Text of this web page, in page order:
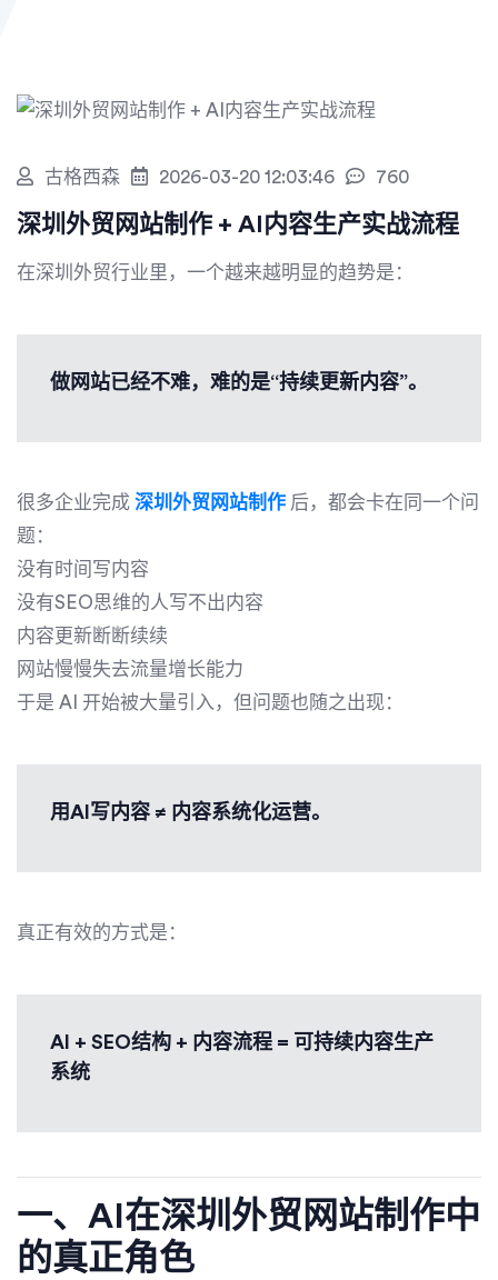
古格西森 2026-03-20 12:03:46 760
深圳外贸网站制作 + AI内容生产实战流程
在深圳外贸行业里，一个越来越明显的趋势是：
做网站已经不难，难的是“持续更新内容”。
很多企业完成 深圳外贸网站制作 后，都会卡在同一个问
题：
没有时间写内容
没有SEO思维的人写不出内容
内容更新断断续续
网站慢慢失去流量增长能力
于是 AI 开始被大量引入，但问题也随之出现：
用AI写内容 ≠ 内容系统化运营。
真正有效的方式是：
AI + SEO结构 + 内容流程 = 可持续内容生产
系统
一、AI在深圳外贸网站制作中
的真正角色